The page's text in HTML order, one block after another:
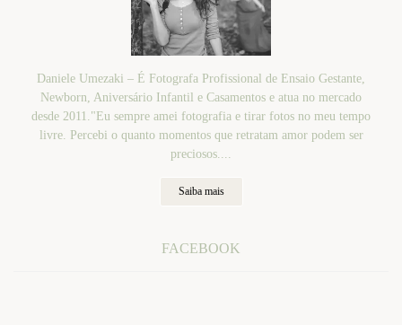
Daniele Umezaki – É Fotografa Profissional de Ensaio Gestante,
Newborn, Aniversário Infantil e Casamentos e atua no mercado
desde 2011."Eu sempre amei fotografia e tirar fotos no meu tempo
livre. Percebi o quanto momentos que retratam amor podem ser
preciosos....
Saiba mais
FACEBOOK